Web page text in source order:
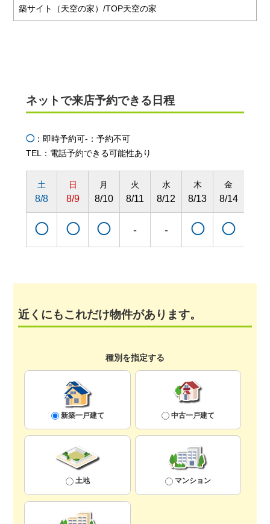
築サイト（天空の家）/TOP天空の家
ネットで来店予約できる日程
◯：即時予約可-：予約不可
TEL：電話予約できる可能性あり
土
8/8
◯
日
8/9
◯
月
8/10
◯
火
8/11
-
水
8/12
-
木
8/13
◯
金
8/14
◯
近くにもこれだけ物件があります。
種別を指定する
新築一戸建て 中古一戸建て
土地 マンション